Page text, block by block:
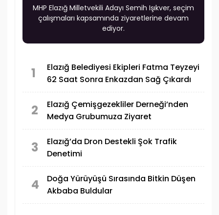
MHP Elazığ Milletvekili Adayı Semih Işıkver, seçim
çalışmaları kapsamında ziyaretlerine devam
ediyor.
1
Elazığ Belediyesi Ekipleri Fatma Teyzeyi
62 Saat Sonra Enkazdan Sağ Çıkardı
2
Elazığ Çemişgezekliler Derneği’nden
Medya Grubumuza Ziyaret
3
Elazığ’da Dron Destekli Şok Trafik
Denetimi
4
Doğa Yürüyüşü Sırasında Bitkin Düşen
Akbaba Buldular